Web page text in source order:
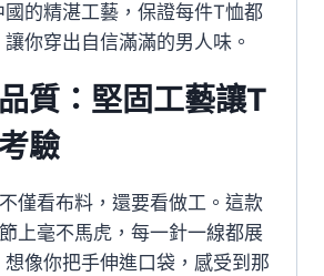
的精湛工藝，保證每件T恤都
你穿出自信滿滿的男人味。
質：堅固工藝讓T
驗
僅看布料，還要看做工。這款
上毫不馬虎，每一針一線都展
像你把手伸進口袋，感受到那